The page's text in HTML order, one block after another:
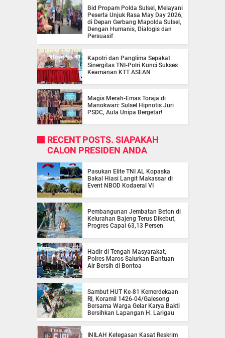
Bid Propam Polda Sulsel, Melayani
Peserta Unjuk Rasa May Day 2026,
di Depan Gerbang Mapolda Sulsel,
Dengan Humanis, Dialogis dan
Persuasif
Kapolri dan Panglima Sepakat
Sinergitas TNI-Polri Kunci Sukses
Keamanan KTT ASEAN
Magis Merah-Emas Toraja di
Manokwari: Sulsel Hipnotis Juri
PSDC, Aula Unipa Bergetar!
RECENT POSTS. SIAPAKAH
CALON PRESIDEN ANDA
Pasukan Elite TNI AL Kopaska
Bakal Hiasi Langit Makassar di
Event NBOD Kodaeral VI
Pembangunan Jembatan Beton di
Kelurahan Bajeng Terus Dikebut,
Progres Capai 63,13 Persen
Hadir di Tengah Masyarakat,
Polres Maros Salurkan Bantuan
Air Bersih di Bontoa
Sambut HUT Ke-81 Kemerdekaan
RI, Koramil 1426-04/Galesong
Bersama Warga Gelar Karya Bakti
Bersihkan Lapangan H. Larigau
INILAH Ketegasan Kasat Reskrim